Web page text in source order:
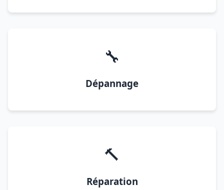
🔧
Dépannage
🔨
Réparation